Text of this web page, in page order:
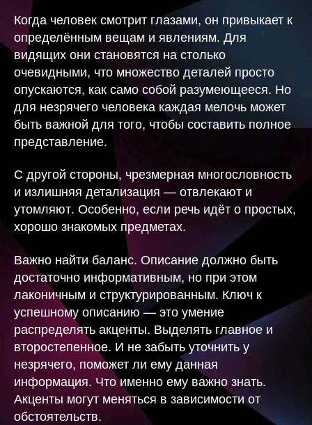
Когда человек смотрит глазами, он привыкает к
определённым вещам и явлениям. Для
видящих они становятся на столько
очевидными, что множество деталей просто
опускаются, как само собой разумеющееся. Но
для незрячего человека каждая мелочь может
быть важной для того, чтобы составить полное
представление.
С другой стороны, чрезмерная многословность
и излишняя детализация — отвлекают и
утомляют. Особенно, если речь идёт о простых,
хорошо знакомых предметах.
Важно найти баланс. Описание должно быть
достаточно информативным, но при этом
лаконичным и структурированным. Ключ к
успешному описанию — это умение
распределять акценты. Выделять главное и
второстепенное. И не забыть уточнить у
незрячего, поможет ли ему данная
информация. Что именно ему важно знать.
Акценты могут меняться в зависимости от
обстоятельств.